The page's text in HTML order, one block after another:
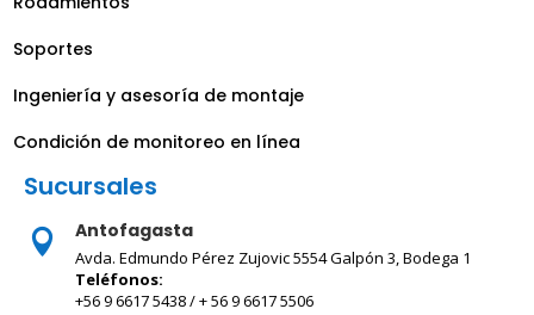
Soportes
Ingeniería y asesoría de montaje
Condición de monitoreo en línea
Sucursales
 Antofagasta
Avda. Edmundo Pérez Zujovic 5554 Galpón 3, Bodega 1
Teléfonos:
+56 9 6617 5438 / + 56 9 6617 5506